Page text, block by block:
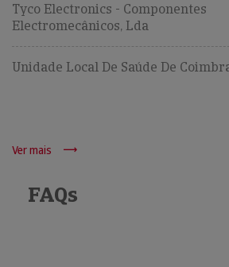
Tyco Electronics - Componentes
Electromecânicos, Lda
Unidade Local De Saúde De
Ver mais
FAQs